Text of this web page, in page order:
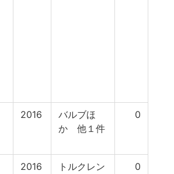
2016
バルブほ
か 他１件
0
2016
トルクレン
0